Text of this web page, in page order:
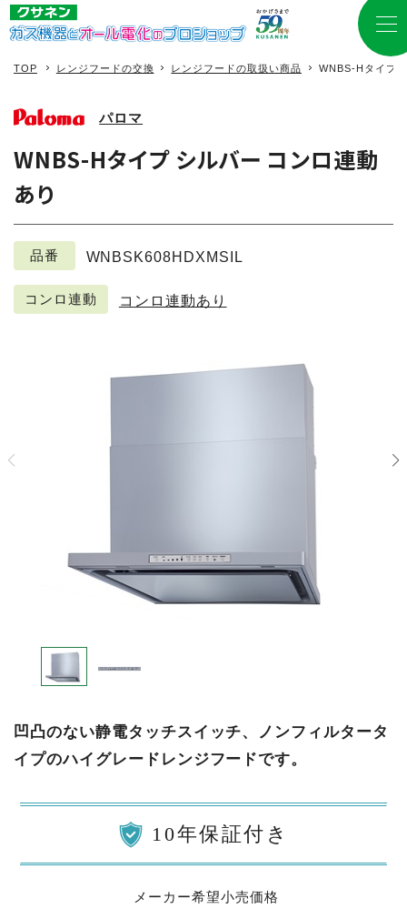
TOP レンジフードの交換 レンジフードの取扱い商品 WNBS-Hタイプ
パロマ
WNBS-Hタイプ シルバー コンロ連動
あり
品番 WNBSK608HDXMSIL
コンロ連動 コンロ連動あり
凹凸のない静電タッチスイッチ、ノンフィルタータ
イプのハイグレードレンジフードです。
10年保証付き
メーカー希望小売価格